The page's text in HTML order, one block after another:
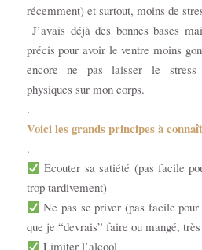
récemment) et surtout, moins de
J’avais déjà des bonnes bases
précis pour avoir le ventre moins
encore ne pas laisser le stress
physiques sur mon corps.
.
Voici les grands principes à
.
Ecouter sa satiété (pas facile
trop tardivement)
Ne pas se priver (pas facile
que je “devrais” faire ou mangé,
Limiter l’alcool